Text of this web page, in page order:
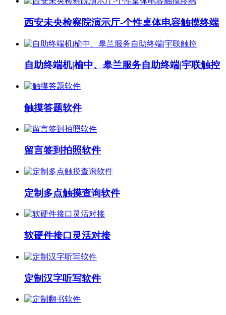
西安未央检察院演示厅-个性桌体电容触摸终端
自助终端机|榆中、皋兰服务自助终端|宇联触控
触摸答题软件
留言签到拍照软件
定制多点触摸查询软件
软硬件接口灵活对接
定制汉字听写软件